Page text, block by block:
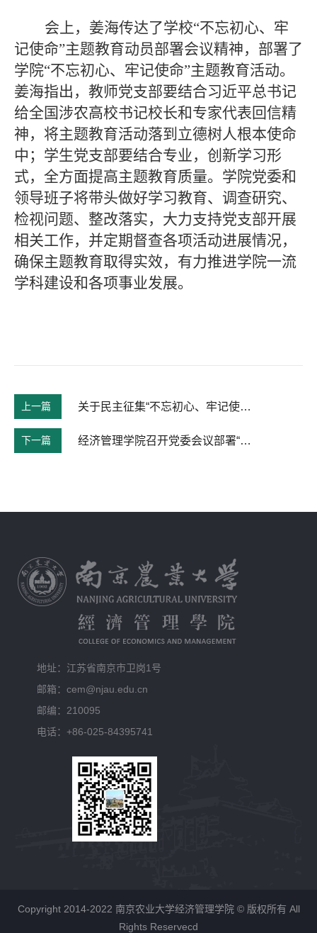
会上，姜海传达了学校“不忘初心、牢
记使命”主题教育动员部署会议精神，部署了
学院“不忘初心、牢记使命”主题教育活动。
姜海指出，教师党支部要结合习近平总书记
给全国涉农高校书记校长和专家代表回信精
神，将主题教育活动落到立德树人根本使命
中；学生党支部要结合专业，创新学习形
式，全方面提高主题教育质量。学院党委和
领导班子将带头做好学习教育、调查研究、
检视问题、整改落实，大力支持党支部开展
相关工作，并定期督查各项活动进展情况，
确保主题教育取得实效，有力推进学院一流
学科建设和各项事业发展。
上一篇 关于民主征集“不忘初心、牢记使命”主题教育 学院领导班子意见和建议的通知
下一篇 经济管理学院召开党委会议部署“不忘初心、牢记使命”主题教育
地址：江苏省南京市卫岗1号
邮箱：cem@njau.edu.cn
邮编：210095
电话：+86-025-84395741
Copyright 2014-2022 南京农业大学经济管理学院 © 版权所有 All
Rights Reservecd